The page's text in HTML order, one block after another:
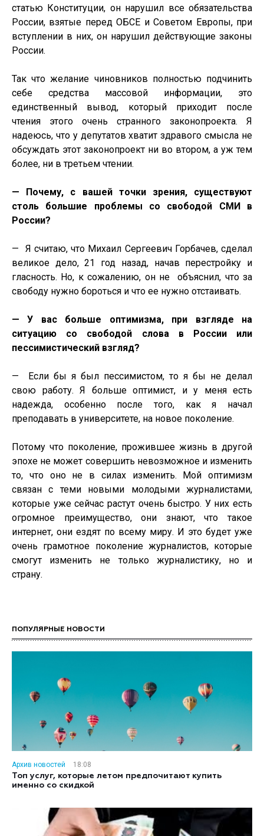
статью Конституции, он нарушил все обязательства
России, взятые перед ОБСЕ и Советом Европы, при
вступлении в них, он нарушил действующие законы
России.
Так что желание чиновников полностью подчинить
себе средства массовой информации, это
единственный вывод, который приходит после
чтения этого очень странного законопроекта. Я
надеюсь, что у депутатов хватит здравого смысла не
обсуждать этот законопроект ни во втором, а уж тем
более, ни в третьем чтении.
— Почему, с вашей точки зрения, существуют
столь большие проблемы со свободой СМИ в
России?
—
Я считаю, что Михаил Сергеевич Горбачев, сделал
великое дело, 21 год назад, начав перестройку и
гласность. Но, к сожалению, он не
объяснил, что за
свободу нужно бороться и что ее нужно отстаивать.
— У вас больше оптимизма, при взгляде на
ситуацию со свободой слова в России или
пессимистический взгляд?
—
Если бы я был пессимистом, то я бы не делал
свою работу. Я больше оптимист, и у меня есть
надежда, особенно после того, как я начал
преподавать в университете, на новое поколение.
Потому что поколение, прожившее жизнь в другой
эпохе не может совершить невозможное и изменить
то, что оно не в силах изменить. Мой оптимизм
связан с теми новыми молодыми журналистами,
которые уже сейчас растут очень быстро. У них есть
огромное преимущество, они знают, что такое
интернет, они ездят по всему миру. И это будет уже
очень грамотное поколение журналистов, которые
смогут изменить не только журналистику, но и
страну.
ПОПУЛЯРНЫЕ НОВОСТИ
Архив новостей
18:08
Топ услуг, которые летом предпочитают купить
именно со скидкой